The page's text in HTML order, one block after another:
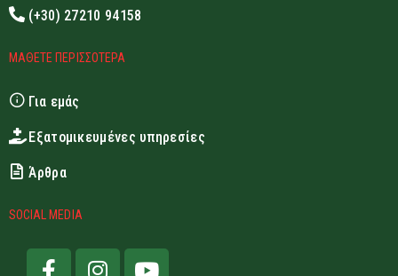
(+30) 27210 94158
ΜΑΘΕΤΕ ΠΕΡΙΣΣΟΤΕΡΑ
Για εμάς
Εξατομικευμένες υπηρεσίες
Άρθρα
SOCIAL MEDIA